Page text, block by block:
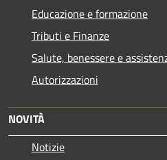
Educazione e formazione
Tributi e Finanze
Salute, benessere e
Autorizzazioni
NOVITÀ
Notizie